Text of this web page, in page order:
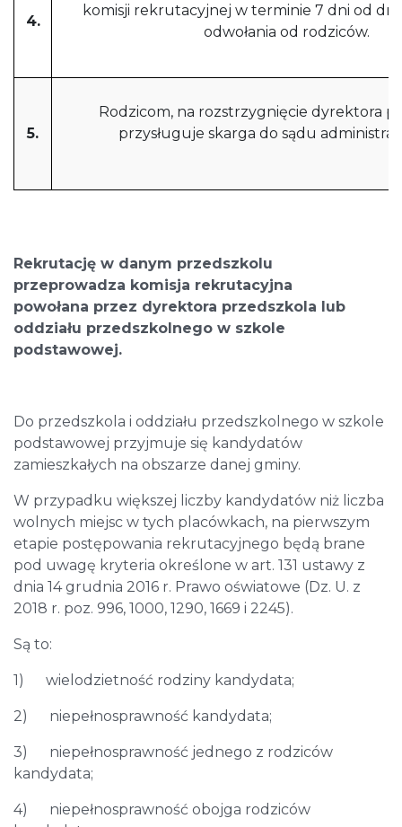
4.
komisji rekrutacyjnej w terminie 7 dni od
odwołania od rodziców.
5.
Rodzicom, na rozstrzygnięcie dyrektora
przysługuje skarga do sądu
Rekrutację w danym przedszkolu
przeprowadza komisja rekrutacyjna
powołana przez dyrektora przedszkola lub
oddziału przedszkolnego w szkole
podstawowej.
Do przedszkola i oddziału przedszkolnego w szkole
podstawowej przyjmuje się kandydatów
zamieszkałych na obszarze danej gminy.
W przypadku większej liczby kandydatów niż liczba
wolnych miejsc w tych placówkach, na pierwszym
etapie postępowania rekrutacyjnego będą brane
pod uwagę kryteria określone w art. 131 ustawy z
dnia 14 grudnia 2016 r. Prawo oświatowe (Dz. U. z
2018 r. poz. 996, 1000, 1290, 1669 i 2245).
Są to:
1) wielodzietność rodziny kandydata;
2) niepełnosprawność kandydata;
3) niepełnosprawność jednego z rodziców
kandydata;
4) niepełnosprawność obojga rodziców